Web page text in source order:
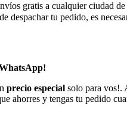
gratis a cualquier ciudad
despachar tu pedido, es
precio especial solo para vos!.
ahorres y tengas tu pedido